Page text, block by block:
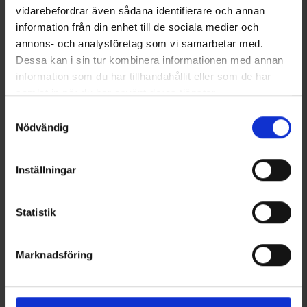
vidarebefordrar även sådana identifierare och annan
information från din enhet till de sociala medier och
annons- och analysföretag som vi samarbetar med.
Dessa kan i sin tur kombinera informationen med annan
information som du har tillhandahållit eller som de har
samlat in när du har använt deras tjänster.
Nödvändig
Inställningar
Statistik
Marknadsföring
Sie benötigen vielleicht auch
27 €
Ähnliche Produkte